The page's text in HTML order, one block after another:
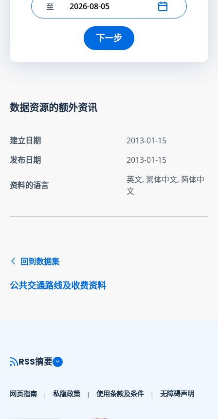
选择结束日期
至
下一步
数据资源的额外资讯
建立日期
2013-01-15
发布日期
2013-01-15
资料的语言
英文, 繁体中文, 简体中
文
回到数据集
公共交通路线及收费资料
RSS摘要
网页指南 私隐政策 使用条款及条件 无障碍声明